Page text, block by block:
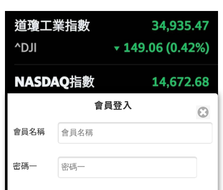
會員登入
會員名稱
密碼一